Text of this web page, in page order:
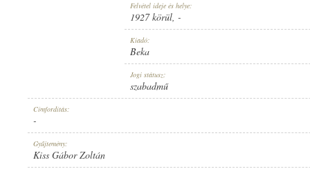
Felvétel ideje és helye:
1927 körül, -
Kiadó:
Beka
Jogi státusz:
szabadmű
Címfordítás:
-
Gyűjtemény:
Kiss Gábor Zoltán